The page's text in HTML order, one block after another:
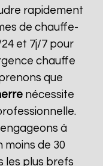
rapidement
de chauffe-
et 7j/7 pour
chauffe
que
nécessite
à
moins de 30
les plus brefs